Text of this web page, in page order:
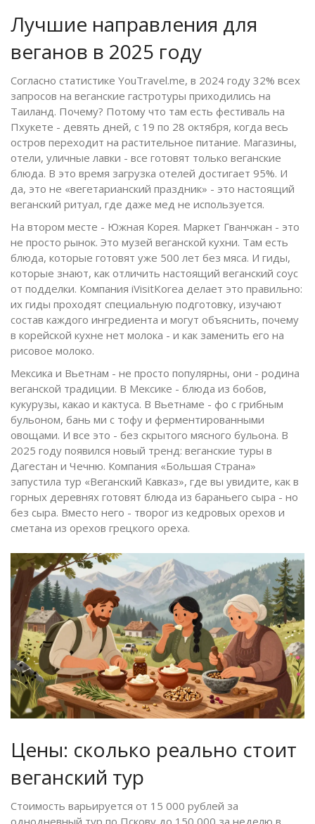
Лучшие направления для
веганов в 2025 году
Согласно статистике YouTravel.me, в 2024 году 32% всех
запросов на веганские гастротуры приходились на
Таиланд. Почему? Потому что там есть фестиваль на
Пхукете - девять дней, с 19 по 28 октября, когда весь
остров переходит на растительное питание. Магазины,
отели, уличные лавки - все готовят только веганские
блюда. В это время загрузка отелей достигает 95%. И
да, это не «вегетарианский праздник» - это настоящий
веганский ритуал, где даже мед не используется.
На втором месте - Южная Корея. Маркет Гванчжан - это
не просто рынок. Это музей веганской кухни. Там есть
блюда, которые готовят уже 500 лет без мяса. И гиды,
которые знают, как отличить настоящий веганский соус
от подделки. Компания iVisitKorea делает это правильно:
их гиды проходят специальную подготовку, изучают
состав каждого ингредиента и могут объяснить, почему
в корейской кухне нет молока - и как заменить его на
рисовое молоко.
Мексика и Вьетнам - не просто популярны, они - родина
веганской традиции. В Мексике - блюда из бобов,
кукурузы, какао и кактуса. В Вьетнаме - фо с грибным
бульоном, бань ми с тофу и ферментированными
овощами. И все это - без скрытого мясного бульона. В
2025 году появился новый тренд: веганские туры в
Дагестан и Чечню. Компания «Большая Страна»
запустила тур «Веганский Кавказ», где вы увидите, как в
горных деревнях готовят блюда из бараньего сыра - но
без сыра. Вместо него - творог из кедровых орехов и
сметана из орехов грецкого ореха.
Цены: сколько реально стоит
веганский тур
Стоимость варьируется от 15 000 рублей за
однодневный тур по Пскову до 150 000 за неделю в